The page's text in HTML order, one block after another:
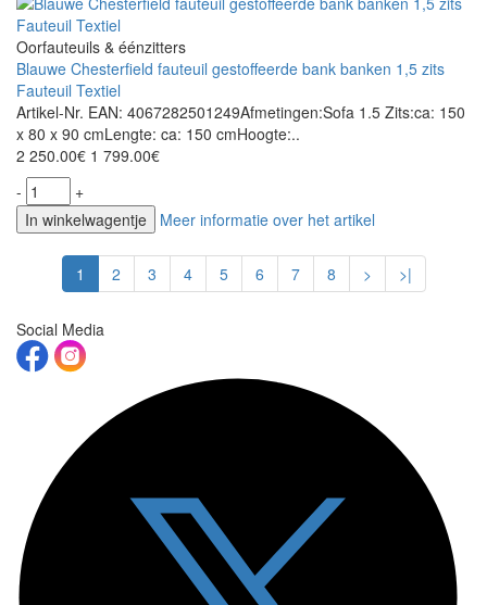
Oorfauteuils & éénzitters
Blauwe Chesterfield fauteuil gestoffeerde bank banken 1,5 zits
Fauteuil Textiel
Artikel-Nr. EAN: 4067282501249Afmetingen:Sofa 1.5 Zits:ca: 150
x 80 x 90 cmLengte: ca: 150 cmHoogte:..
2 250.00€ 1 799.00€
-
+
In winkelwagentje
Meer informatie over het artikel
1 2 3 4 5 6 7 8 > >|
Social Media